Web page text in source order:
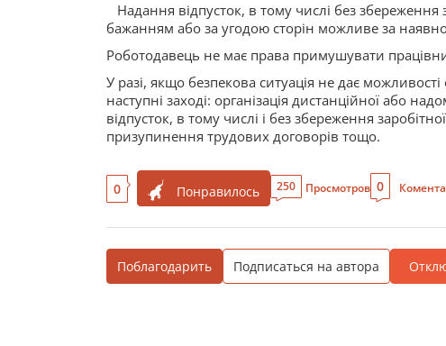
Надання відпусток, в тому числі без
бажанням або за угодою сторін можливе за
Роботодавець не має права примушувати
У разі, якщо безпекова ситуація не дає
наступні заході: організація дистанційної або
відпусток, в тому числі і без збереження
призупинення трудових договорів тощо.
0 Понравилось 250 Просмотров 0
Поблагодарить Подписаться на автора